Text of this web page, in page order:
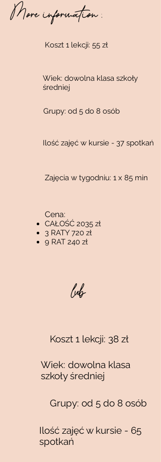
More information :
Koszt 1 lekcji: 55 zł
Wiek: dowolna klasa szkoły
średniej
Grupy: od 5 do 8 osób
Ilość zajęć w kursie - 37 spotkań
Zajęcia w tygodniu: 1 x 85 min
Cena:
CAŁOŚĆ 2035 zł
3 RATY 720 zł
9 RAT 240 zł
lub
Koszt 1 lekcji: 38 zł
Wiek: dowolna klasa
szkoły średniej
Grupy: od 5 do 8 osób
Ilość zajęć w kursie - 65
spotkań